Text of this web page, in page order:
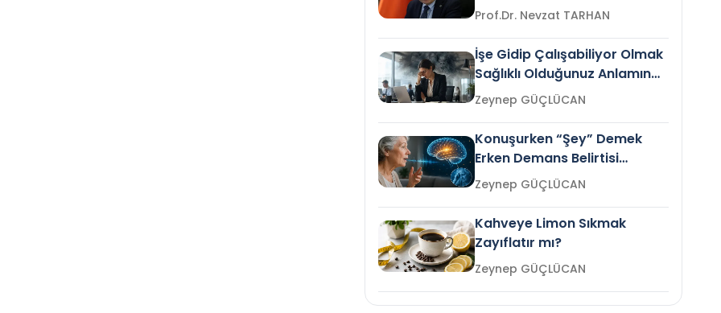
Prof.Dr. Nevzat TARHAN
İşe Gidip Çalışabiliyor Olmak
Sağlıklı Olduğunuz Anlamına
Gelir mi?Zeynep GÜÇLÜCAN
Konuşurken “Şey” Demek
Erken Demans Belirtisi
Olabilir mi?Zeynep GÜÇLÜCAN
Kahveye Limon Sıkmak
Zayıflatır mı?
Zeynep GÜÇLÜCAN